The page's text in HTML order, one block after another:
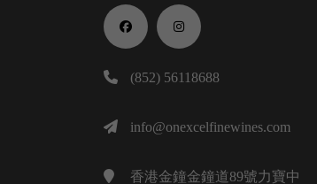
(852) 56118688
info@onexcelfinewines.com
香港金鐘金鐘道89號力寶中